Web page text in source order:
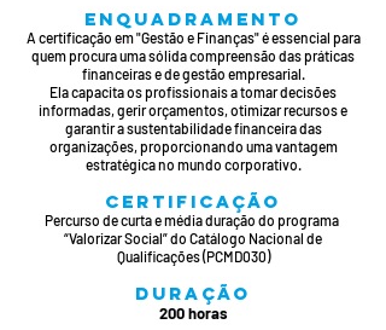
ENQUADRAMENTO
A certificação em "Gestão e Finanças" é essencial para
quem procura uma sólida compreensão das práticas
financeiras e de gestão empresarial.
Ela capacita os profissionais a tomar decisões
informadas, gerir orçamentos, otimizar recursos e
garantir a sustentabilidade financeira das
organizações, proporcionando uma vantagem
estratégica no mundo corporativo.
CERTIFICAÇÃO
Percurso de curta e média duração do programa
“Valorizar Social” do Catálogo Nacional de
Qualificações (PCMD030)
DURAÇÃO
200 horas